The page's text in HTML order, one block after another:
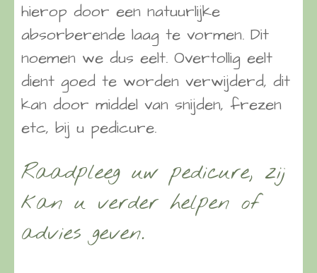
hierop door een natuurlijke
absorberende laag te vormen. Dit
noemen we dus eelt. Overtollig eelt
dient goed te worden verwijderd, dit
kan door middel van snijden, frezen
etc, bij u pedicure.
Raadpleeg uw pedicure, zij
kan u verder helpen of
advies geven.